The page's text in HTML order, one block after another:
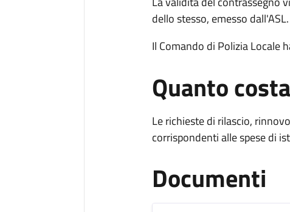
dello stesso, emesso dall'ASL.
Il Comando di Polizia Locale
Quanto costa
Le richieste di rilascio,
corrispondenti alle spese di
Documenti